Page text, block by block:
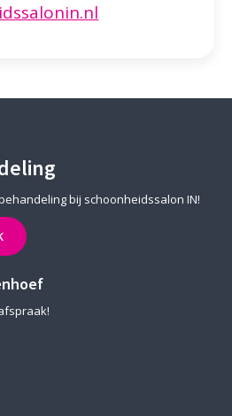
bij schoonheidssalon IN!